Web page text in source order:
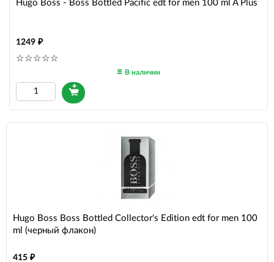
Hugo Boss - Boss Bottled Pacific edt for men 100 ml A Plus
1249
В наличии
Hugo Boss Boss Bottled Collector's Edition edt for men 100
ml (черный флакон)
415